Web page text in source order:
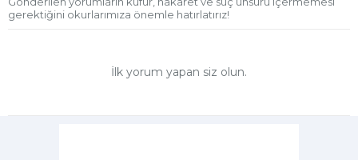
gerektiğini okurlarımıza önemle hatırlatırız!
İlk yorum yapan siz olun.